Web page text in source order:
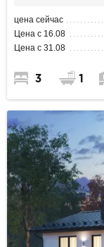
цена сейчас
Цена с 16.08
Цена с 31.08
3 1